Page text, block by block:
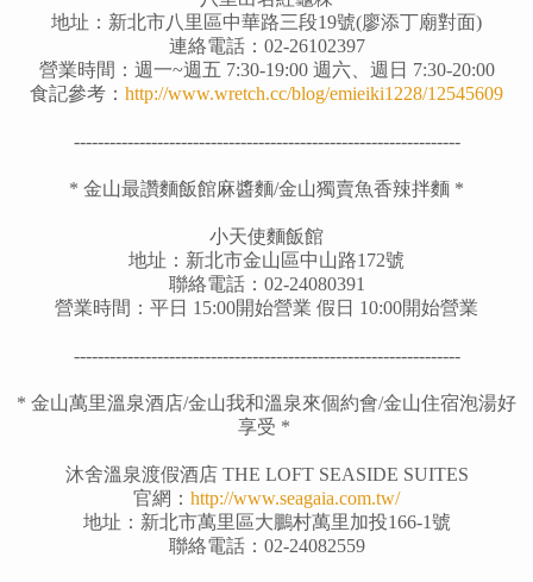
地址 ： 新北市八里區中華路三段19號(廖添丁廟對面)
連絡電話： 02-26102397
營業時間 ：週一~週五 7:30-19:00 週六、週日 7:30-20:00
食記參考 ： http://www.wretch.cc/blog/emieiki1228/12545609
-----------------------------------------------------------------
* 金山最讚麵飯館麻醬麵/金山獨賣魚香辣拌麵 *
小天使麵飯館
地址：新北市金山區中山路172號
聯絡電話：02-24080391
營業時間：平日 15:00開始營業 假日 10:00開始營業
-----------------------------------------------------------------
* 金山萬里溫泉酒店/金山我和溫泉來個約會/金山住宿泡湯好
享受 *
沐舍溫泉渡假酒店 THE LOFT SEASIDE SUITES
官網： http://www.seagaia.com.tw/
地址：新北市萬里區大鵬村萬里加投166-1號
聯絡電話：02-24082559